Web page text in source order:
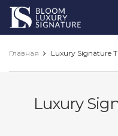
Luxury
Signature
Главная Luxury Signature
Luxury